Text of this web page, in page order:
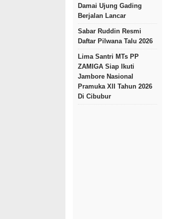
Damai Ujung Gading
Berjalan Lancar
Sabar Ruddin Resmi
Daftar Pilwana Talu 2026
Lima Santri MTs PP
ZAMIGA Siap Ikuti
Jambore Nasional
Pramuka XII Tahun 2026
Di Cibubur